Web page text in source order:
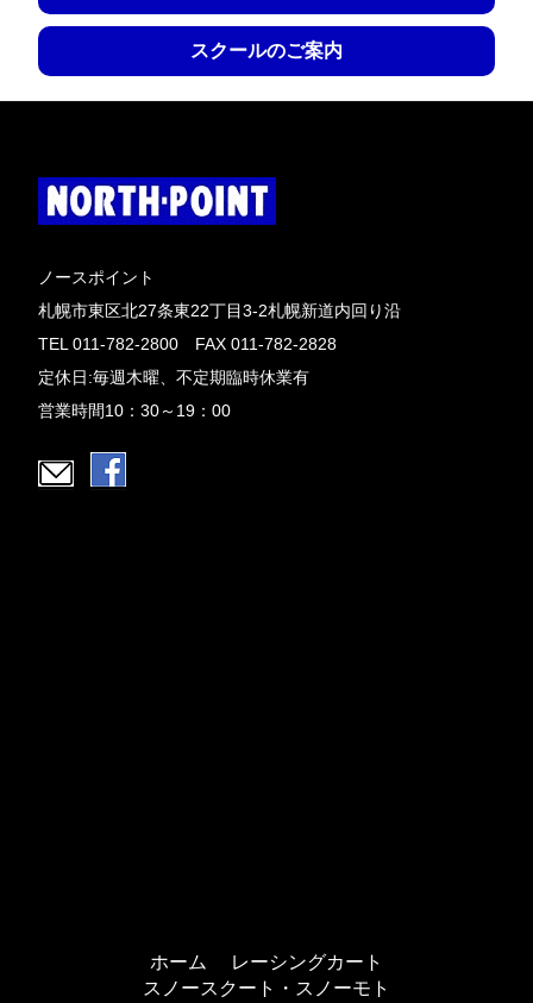
スクールのご案内
ノースポイント
札幌市東区北27条東22丁目3-2札幌新道内回り沿
TEL 011-782-2800 FAX 011-782-2828
定休日:毎週木曜、不定期臨時休業有
営業時間10：30～19：00
ホーム
レーシングカート
スノースクート・スノーモト